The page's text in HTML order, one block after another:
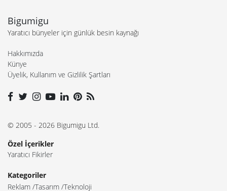
Bigumigu
Yaratıcı bünyeler için günlük besin kaynağı
Hakkımızda
Künye
Üyelik, Kullanım ve Gizlilik Şartları
© 2005 - 2026 Bigumigu Ltd.
Özel İçerikler
Yaratıcı Fikirler
Kategoriler
Reklam Tasarım Teknoloji